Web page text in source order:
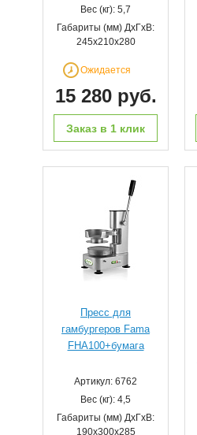
Вес (кг): 5,7
Габариты (мм) ДхГхВ:
245x210x280
Ожидается
15 280 руб.
Заказ в 1 клик
Пресс для
гамбургеров Fama
FHA100+бумага
Артикул: 6762
Вес (кг): 4,5
Габариты (мм) ДхГхВ:
190x300x285